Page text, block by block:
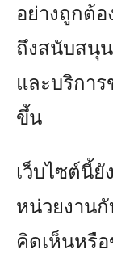
อย่างถูกต้
ถึงสนับสนุ
และบริกา
ขึ้น
เว็บไซต์นี้ยั
หน่วยงาน
คิดเห็นหรื